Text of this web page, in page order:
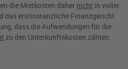
die Mietkosten daher nicht in voller
das erstinstanzliche Finanzgericht
dass die Aufwendungen für die
zu den Unterkunftskosten zählen.